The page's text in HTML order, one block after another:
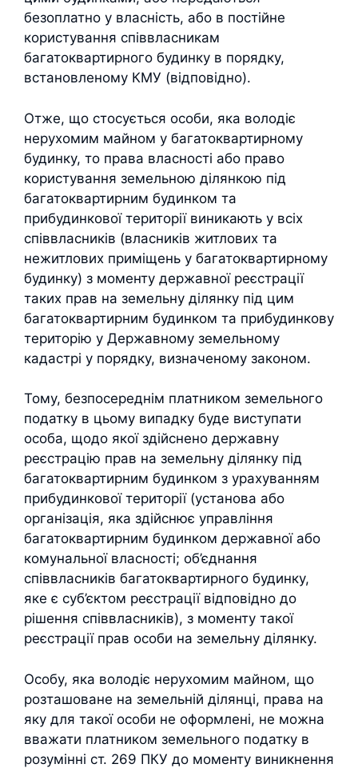
безоплатно у власність, або в постійне
користування співвласникам
багатоквартирного будинку в порядку,
встановленому КМУ (відповідно).
Отже, що стосується особи, яка володіє
нерухомим майном у багатоквартирному
будинку, то права власності або право
користування земельною ділянкою під
багатоквартирним будинком та
прибудинкової території виникають у всіх
співвласників (власників житлових та
нежитлових приміщень у багатоквартирному
будинку) з моменту державної реєстрації
таких прав на земельну ділянку під цим
багатоквартирним будинком та прибудинкову
територію у Державному земельному
кадастрі у порядку, визначеному законом.
Тому, безпосереднім платником земельного
податку в цьому випадку буде виступати
особа, щодо якої здійснено державну
реєстрацію прав на земельну ділянку під
багатоквартирним будинком з урахуванням
прибудинкової території (установа або
організація, яка здійснює управління
багатоквартирним будинком державної або
комунальної власності; об’єднання
співвласників багатоквартирного будинку,
яке є суб’єктом реєстрації відповідно до
рішення співвласників), з моменту такої
реєстрації прав особи на земельну ділянку.
Особу, яка володіє нерухомим майном, що
розташоване на земельній ділянці, права на
яку для такої особи не оформлені, не можна
вважати платником земельного податку в
розумінні ст. 269 ПКУ до моменту виникнення